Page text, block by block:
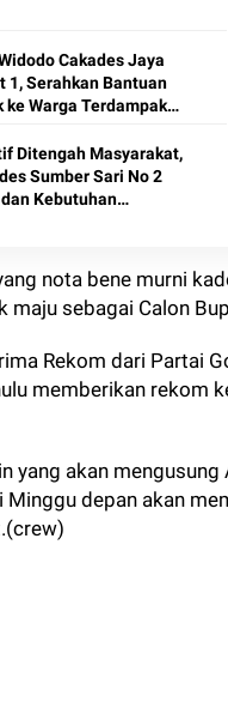
Cakades Jaya
1, Serahkan Bantuan
ke Warga Terdampak
Ditengah Masyarakat,
Sumber Sari No 2
Kebutuhan
nota bene murni
maju sebagai Calon
Rekom dari Partai
memberikan rekom
yang akan
Minggu depan akan